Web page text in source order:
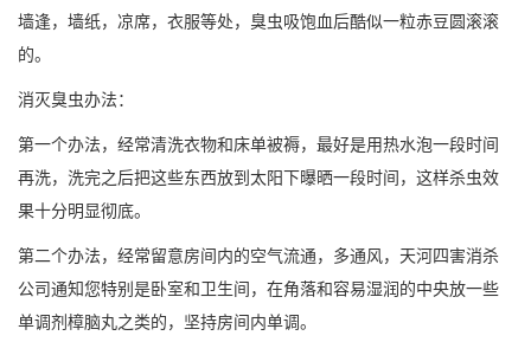
墙逢，墙纸，凉席，衣服等处，臭虫吸饱血后酷似一粒赤豆圆滚滚
的。
消灭臭虫办法：
第一个办法，经常清洗衣物和床单被褥，最好是用热水泡一段时间
再洗，洗完之后把这些东西放到太阳下曝晒一段时间，这样杀虫效
果十分明显彻底。
第二个办法，经常留意房间内的空气流通，多通风， 天河四害消杀
公司通知您特别是卧室和卫生间，在角落和容易湿润的中央放一些
单调剂樟脑丸之类的，坚持房间内单调。